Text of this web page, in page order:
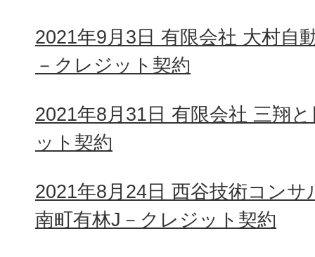
2021年9月3日 有限会社 大村自
－クレジット契約
2021年8月31日 有限会社 三翔
ット契約
2021年8月24日 西谷技術コン
南町有林J－クレジット契約